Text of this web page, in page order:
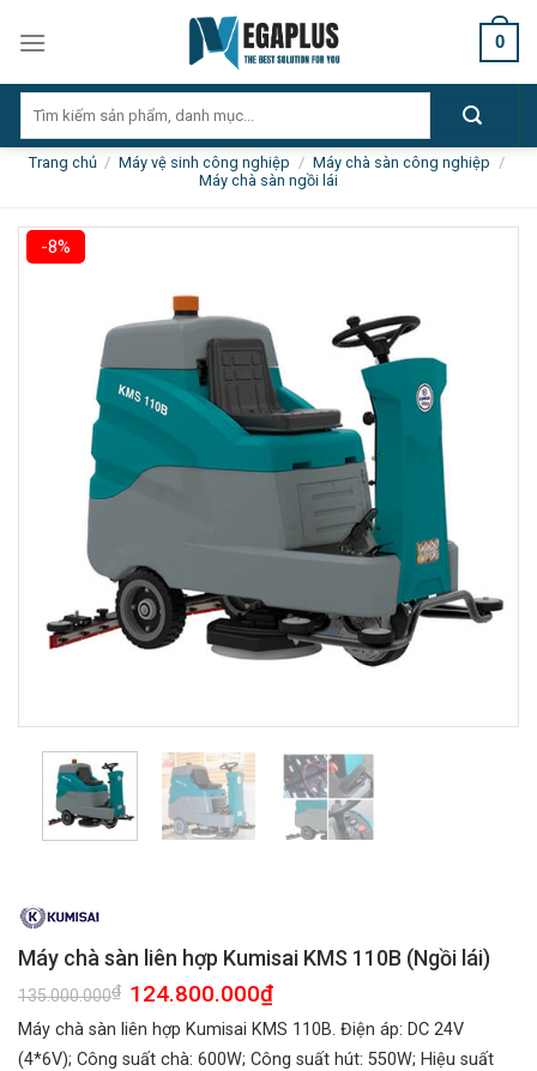
0
kiếm:
Trang chủ / Máy vệ sinh công nghiệp / Máy chà sàn công nghiệp /
Máy chà sàn ngồi lái
-8%
Máy chà sàn liên hợp Kumisai KMS 110B (Ngồi lái)
135.000.000₫ Giá
gốc
là:
135.000.000₫.
124.800.000₫Giá
tại
là:
124.800.000₫.
Máy chà sàn liên hợp Kumisai KMS 110B. Điện áp: DC 24V
(4*6V); Công suất chà: 600W; Công suất hút: 550W; Hiệu suất